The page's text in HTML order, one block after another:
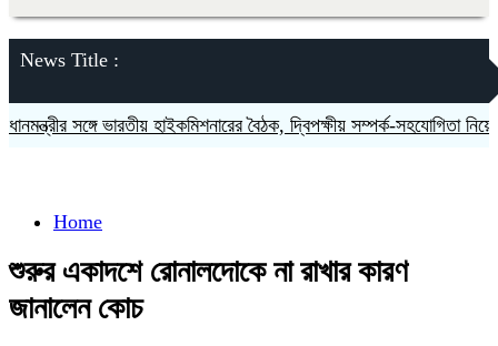
News Title :
সঙ্গে ভারতীয় হাইকমিশনারের বৈঠক, দ্বিপক্ষীয় সম্পর্ক-সহযোগিতা নিয়ে
Home
শুরুর একাদশে রোনালদোকে না রাখার কারণ
জানালেন কোচ